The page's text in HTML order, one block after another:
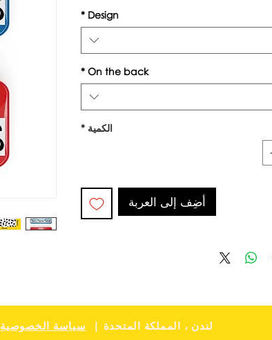
Design
*
On the back
*
الكمية *
أضِف إلى العربة
© 2017-2022 Piratito | لندن ، المملكة المتحدة | سياسة الخصوصية